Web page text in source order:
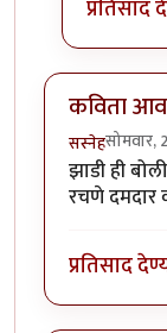
प्रतिसाद
कविता
सस्नेहसोमवार,
झाडी ही
रचणे
प्रतिसाद